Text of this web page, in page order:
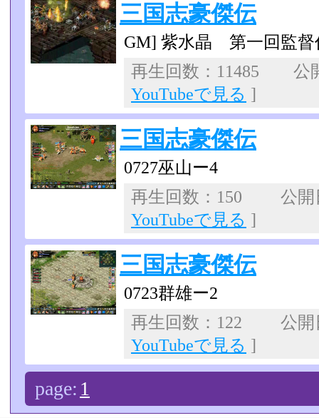
三国志豪傑伝
GM] 紫水晶 第一回監督
再生回数：11485 公
YouTubeで見る ]
三国志豪傑伝
0727巫山ー4
再生回数：150 公
YouTubeで見る ]
三国志豪傑伝
0723群雄ー2
再生回数：122 公
YouTubeで見る ]
page: 1